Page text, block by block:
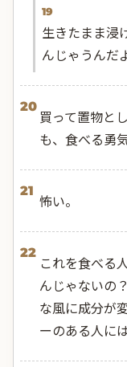
19
生きたまま浸
んじゃうんだ
20
買って置物と
も、食べる勇
21
怖い。
22
これを食べる
んじゃないの
な風に成分が
ーのある人に